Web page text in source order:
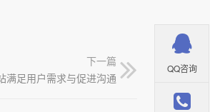
下一篇
满足用户需求与促进沟通
QQ咨询